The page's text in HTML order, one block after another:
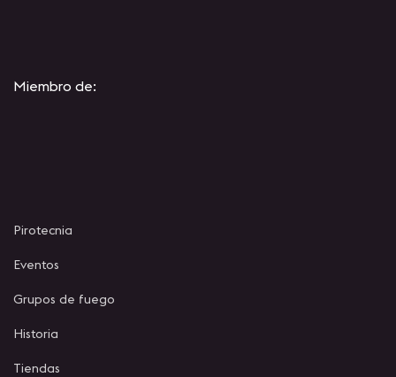
Miembro de:
Pirotecnia
Eventos
Grupos de fuego
Historia
Tiendas